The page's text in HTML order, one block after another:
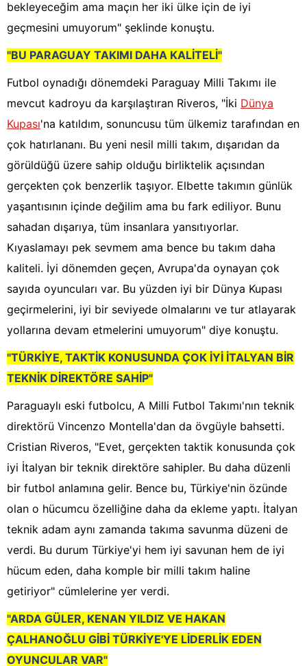
bekleyeceğim ama maçın her iki ülke için de iyi
geçmesini umuyorum" şeklinde konuştu.
"BU PARAGUAY TAKIMI DAHA KALİTELİ"
Futbol oynadığı dönemdeki Paraguay Milli Takımı ile
mevcut kadroyu da karşılaştıran Riveros, "İki Dünya
Kupası'na katıldım, sonuncusu tüm ülkemiz tarafından en
çok hatırlananı. Bu yeni nesil milli takım, dışarıdan da
görüldüğü üzere sahip olduğu birliktelik açısından
gerçekten çok benzerlik taşıyor. Elbette takımın günlük
yaşantısının içinde değilim ama bu fark ediliyor. Bunu
sahadan dışarıya, tüm insanlara yansıtıyorlar.
Kıyaslamayı pek sevmem ama bence bu takım daha
kaliteli. İyi dönemden geçen, Avrupa'da oynayan çok
sayıda oyuncuları var. Bu yüzden iyi bir Dünya Kupası
geçirmelerini, iyi bir seviyede olmalarını ve tur atlayarak
yollarına devam etmelerini umuyorum" diye konuştu.
"TÜRKİYE, TAKTİK KONUSUNDA ÇOK İYİ İTALYAN BİR
TEKNİK DİREKTÖRE SAHİP"
Paraguaylı eski futbolcu, A Milli Futbol Takımı'nın teknik
direktörü Vincenzo Montella'dan da övgüyle bahsetti.
Cristian Riveros, "Evet, gerçekten taktik konusunda çok
iyi İtalyan bir teknik direktöre sahipler. Bu daha düzenli
bir futbol anlamına gelir. Bence bu, Türkiye'nin özünde
olan o hücumcu özelliğine daha da ekleme yaptı. İtalyan
teknik adam aynı zamanda takıma savunma düzeni de
verdi. Bu durum Türkiye'yi hem iyi savunan hem de iyi
hücum eden, daha komple bir milli takım haline
getiriyor" cümlelerine yer verdi.
"ARDA GÜLER, KENAN YILDIZ VE HAKAN
ÇALHANOĞLU GİBİ TÜRKİYE'YE LİDERLİK EDEN
OYUNCULAR VAR"